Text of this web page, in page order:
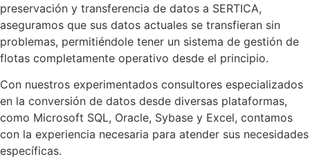
preservación y transferencia de datos a SERTICA,
aseguramos que sus datos actuales se transfieran sin
problemas, permitiéndole tener un sistema de gestión de
flotas completamente operativo desde el principio.
Con nuestros experimentados consultores especializados
en la conversión de datos desde diversas plataformas,
como Microsoft SQL, Oracle, Sybase y Excel, contamos
con la experiencia necesaria para atender sus necesidades
específicas.